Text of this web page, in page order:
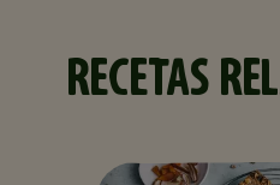
RECETAS